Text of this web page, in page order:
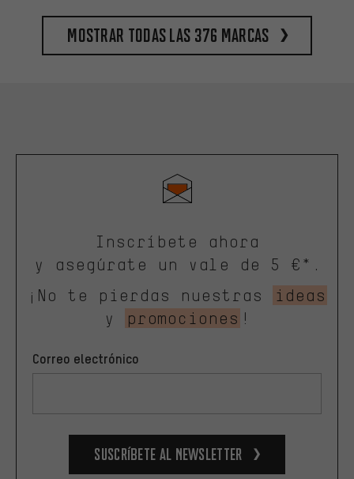
Mostrar todas las 376 marcas
Inscríbete ahora
y asegúrate un vale de 5 €*.
¡No te pierdas nuestras
ideas
y
promociones !
Correo electrónico
Suscríbete al newsletter